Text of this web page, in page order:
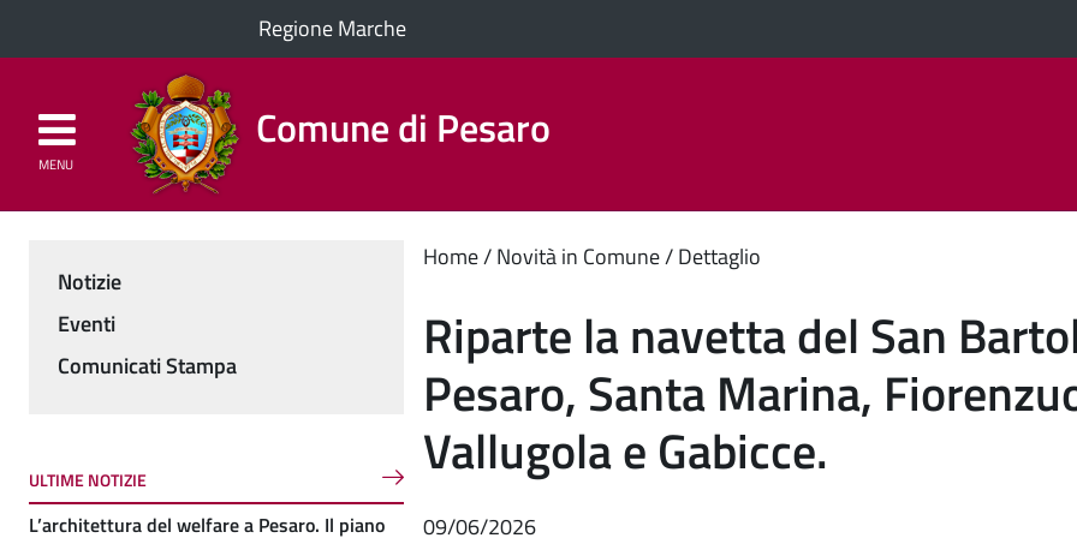
Regione Marche
Comune di Pesaro
MENU
Aree Tematiche
Contenuto
principale
Home Novità in Comune Dettaglio
Riparte la navetta del San
Pesaro, Santa Marina,
Vallugola e Gabicce.
09/06/2026
Menu
Notizie
Eventi
Comunicati Stampa
ULTIME NOTIZIE
L’architettura del welfare a Pesaro. Il piano